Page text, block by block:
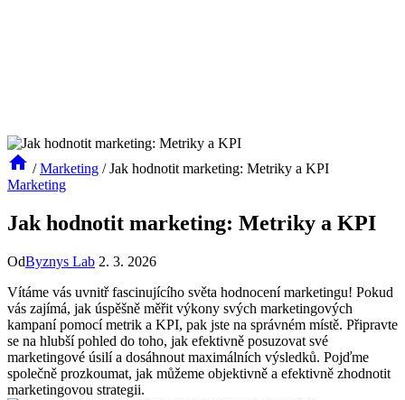
/ Marketing / Jak hodnotit marketing: Metriky a KPI
Marketing
Jak hodnotit marketing: Metriky a KPI
OdByznys Lab 2. 3. 2026
Vítáme vás uvnitř fascinujícího světa hodnocení marketingu! Pokud
vás zajímá, jak úspěšně měřit výkony svých marketingových
kampaní pomocí metrik a KPI, pak jste na správném místě. Připravte
se na hlubší pohled do toho, jak efektivně posuzovat své
marketingové úsilí a dosáhnout maximálních výsledků. Pojďme
společně prozkoumat, jak můžeme objektivně a efektivně zhodnotit
marketingovou strategii.